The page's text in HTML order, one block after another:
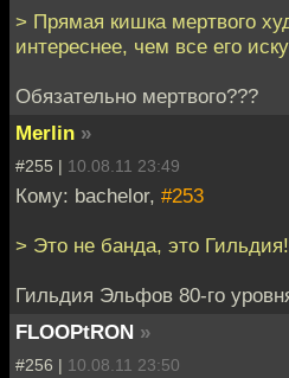
> Прямая кишка мертвого
интереснее, чем все его
Обязательно мертвого???
Merlin »
#255 | 10.08.11 23:49
Кому: bachelor, #253
> Это не банда, это
Гильдия Эльфов 80-го
FLOOPtRON »
#256 | 10.08.11 23:50